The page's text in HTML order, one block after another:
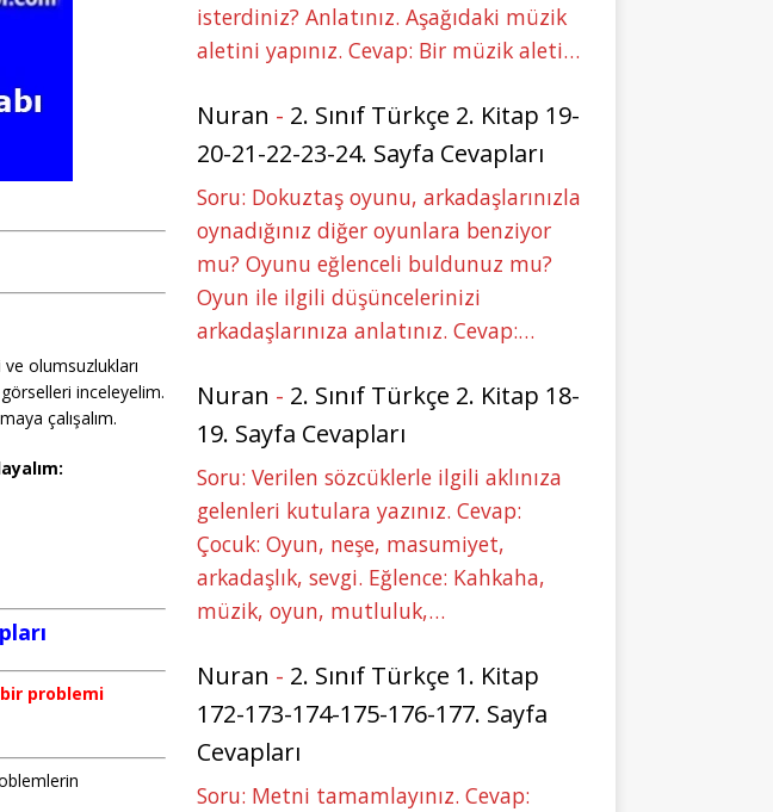
olumsuzlukları
inceleyelim.
çalışalım.
problemi
isterdiniz? Anlatınız. Aşağıdaki müzik
aletini yapınız. Cevap: Bir müzik aleti…
Nuran - 2. Sınıf Türkçe 2. Kitap 19-
20-21-22-23-24. Sayfa Cevapları
Soru: Dokuztaş oyunu, arkadaşlarınızla
oynadığınız diğer oyunlara benziyor
mu? Oyunu eğlenceli buldunuz mu?
Oyun ile ilgili düşüncelerinizi
arkadaşlarınıza anlatınız. Cevap:…
Nuran - 2. Sınıf Türkçe 2. Kitap 18-
19. Sayfa Cevapları
Soru: Verilen sözcüklerle ilgili aklınıza
gelenleri kutulara yazınız. Cevap:
Çocuk: Oyun, neşe, masumiyet,
arkadaşlık, sevgi. Eğlence: Kahkaha,
müzik, oyun, mutluluk,…
Nuran - 2. Sınıf Türkçe 1. Kitap
172-173-174-175-176-177. Sayfa
Cevapları
Soru: Metni tamamlayınız. Cevap: